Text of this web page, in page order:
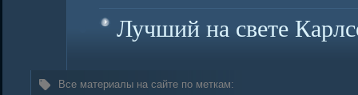
Лучший на свете
Все материалы на сайте по меткам: